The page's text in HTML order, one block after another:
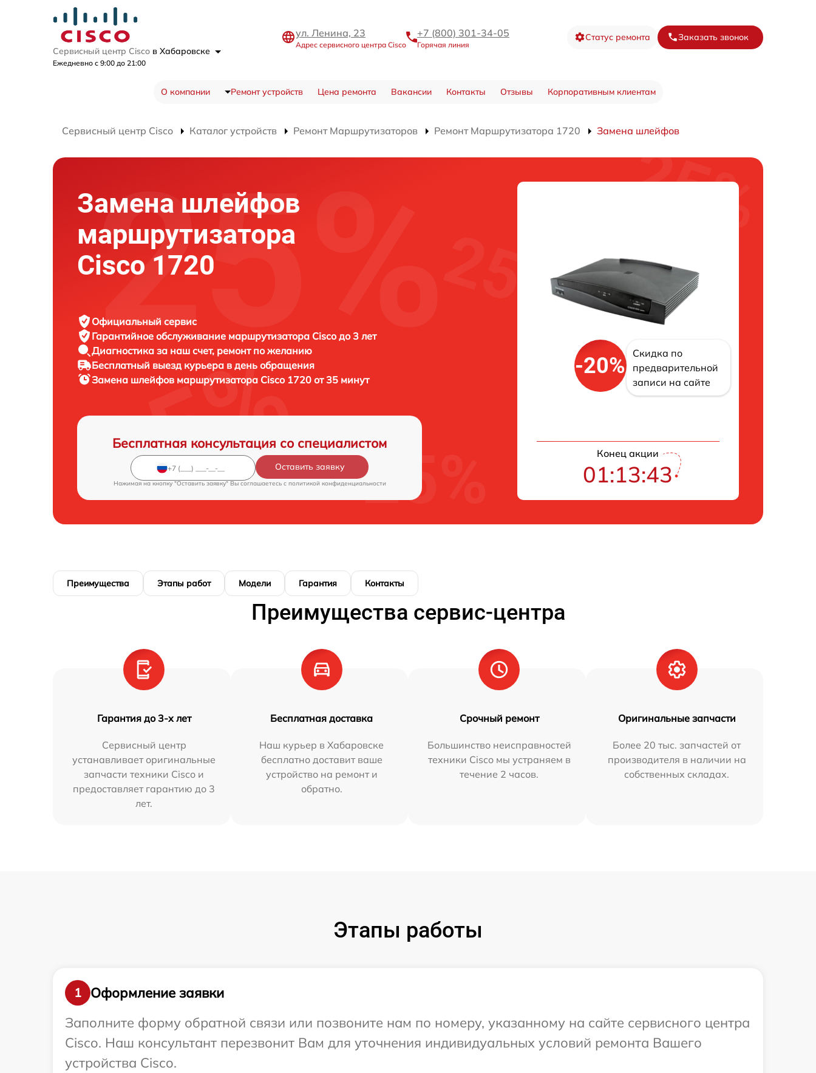
Сервисный центр Cisco в Хабаровске
Ежедневно с 9:00 до 21:00
ул. Ленина, 23
Адрес сервисного центра Cisco
+7 (800) 301-34-05
Горячая линия
Статус ремонта Заказать звонок
О компании Ремонт устройств Цена ремонта Вакансии Контакты Отзывы Корпоративным клиентам
Сервисный центр Cisco Каталог устройств Ремонт Маршрутизаторов Ремонт Маршрутизатора 1720 Замена шлейфов
Замена шлейфов
маршрутизатора
Cisco 1720
Официальный сервис
Гарантийное обслуживание маршрутизатора Cisco до 3 лет
Диагностика за наш счет, ремонт по желанию
Бесплатный выезд курьера в день обращения
Замена шлейфов маршрутизатора Cisco 1720 от 35 минут
Бесплатная консультация со специалистом
Оставить заявку
Нажимая на кнопку "Оставить заявку" Вы соглашаетесь c политикой конфиденциальности
-20%
Скидка по
предварительной
записи на сайте
Конец акции
01:13:42
Преимущества Этапы работ Модели Гарантия Контакты
Преимущества сервис-центра
Гарантия до 3-х лет
Сервисный центр
устанавливает оригинальные
запчасти техники Cisco и
предоставляет гарантию до 3
лет.
Бесплатная доставка
Наш курьер в Хабаровске
бесплатно доставит ваше
устройство на ремонт и
обратно.
Срочный ремонт
Большинство неисправностей
техники Cisco мы устраняем в
течение 2 часов.
Оригинальные запчасти
Более 20 тыс. запчастей от
производителя в наличии на
собственных складах.
Этапы работы
1
Оформление заявки
Заполните форму обратной связи или позвоните нам по номеру, указанному на сайте сервисного центра
Cisco. Наш консультант перезвонит Вам для уточнения индивидуальных условий ремонта Вашего
устройства Cisco.